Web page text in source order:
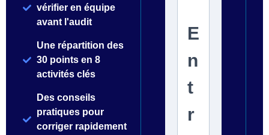
vérifier en équipe
avant l'audit
Une répartition des
30 points en 8
activités clés
Des conseils
pratiques pour
corriger rapidement